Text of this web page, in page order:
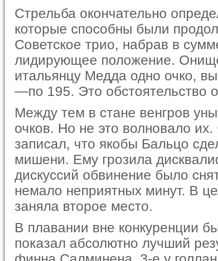
Стрельба окончательно
которые способны были
Советское трио, набрав в
лидирующее положение.
итальянцу Медда одно очко,
—по 195. Это об­стоятельство
Между тем в стане венгров
очков. Но не это волновало
записал, что якобы Бальцо
мишени. Ему грозила
дискуссий обвине­ние было
немало не­приятных минут. В
заняла второе место.
В плавании вне конкуренции
показал абсолютно лучший